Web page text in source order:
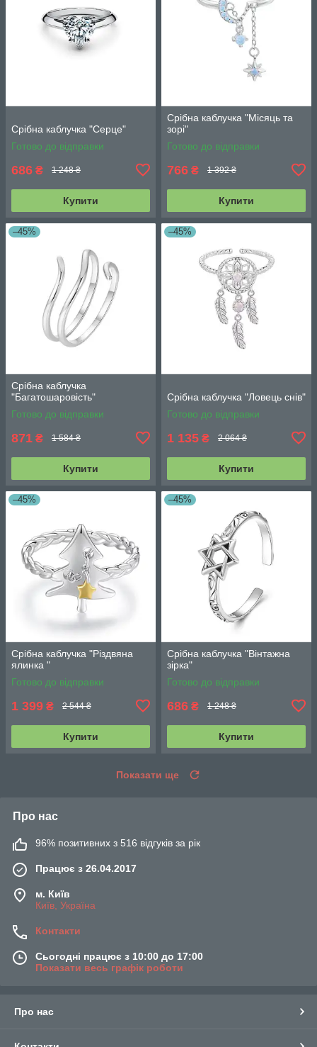
Срібна каблучка "Серце"
Готово до відправки
686 ₴ 1 248 ₴
Купити
Срібна каблучка "Місяць та
зорі"
Готово до відправки
766 ₴ 1 392 ₴
Купити
–45%
Срібна каблучка
"Багатошаровість"
Готово до відправки
871 ₴ 1 584 ₴
Купити
–45%
Срібна каблучка "Ловець снів"
Готово до відправки
1 135 ₴ 2 064 ₴
Купити
–45%
Срібна каблучка "Різдвяна
ялинка "
Готово до відправки
1 399 ₴ 2 544 ₴
Купити
–45%
Срібна каблучка "Вінтажна
зірка"
Готово до відправки
686 ₴ 1 248 ₴
Купити
Показати ще
Про нас
96% позитивних з 516 відгуків за рік
Працює з 26.04.2017
м. Київ
Київ, Україна
Контакти
Сьогодні працює з 10:00 до 17:00
Показати весь графік роботи
Про нас